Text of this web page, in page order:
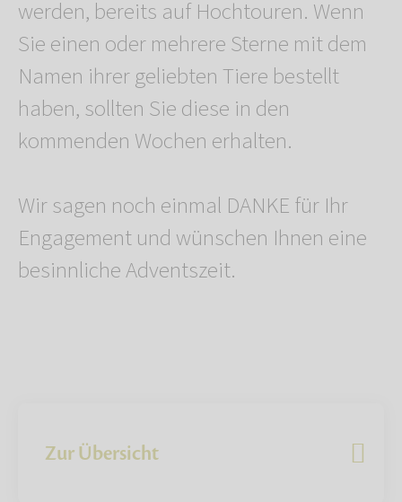
werden, bereits auf Hochtouren. Wenn
Sie einen oder mehrere Sterne mit dem
Namen ihrer geliebten Tiere bestellt
haben, sollten Sie diese in den
kommenden Wochen erhalten.
Wir sagen noch einmal DANKE für Ihr
Engagement und wünschen Ihnen eine
besinnliche Adventszeit.
Zur Übersicht